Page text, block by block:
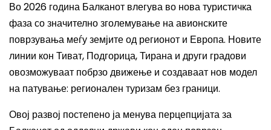
Во 2026 година Балканот влегува во нова туристичка
фаза со значително зголемување на авионските
поврзувања меѓу земјите од регионот и Европа. Новите
линии кон Тиват, Подгорица, Тирана и други градови
овозможуваат побрзо движење и создаваат нов модел
на патување: регионален туризам без граници.
Овој развој постепено ја менува перцепцијата за